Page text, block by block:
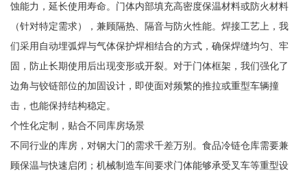
蚀能力，延长使用寿命。门体内部填充高密度保温材料或防火材料
（针对特定需求），兼顾隔热、隔音与防火性能。焊接工艺上，我
们采用自动埋弧焊与气体保护焊相结合的方式，确保焊缝均匀、牢
固，防止长期使用后出现变形或开裂。对于门体框架，我们强化了
边角与铰链部位的加固设计，即使面对频繁的推拉或重型车辆撞
击，也能保持结构稳定。
个性化定制，贴合不同库房场景
不同行业的库房，对钢大门的需求千差万别。食品冷链仓库需要兼
顾保温与快速启闭；机械制造车间要求门体能够承受叉车等重型设